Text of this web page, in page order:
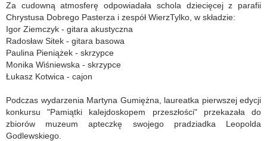
Za cudowną atmosferę odpowiadała schola dziecięcej z parafii
Chrystusa Dobrego Pasterza i zespół WierzTylko, w składzie:
Igor Ziemczyk - gitara akustyczna
Radosław Sitek - gitara basowa
Paulina Pieniążek - skrzypce
Monika Wiśniewska - skrzypce
Łukasz Kotwica - cajon
Podczas wydarzenia Martyna Gumiężna, laureatka pierwszej edycji
konkursu "Pamiątki kalejdoskopem przeszłości" przekazała do
zbiorów muzeum apteczkę swojego pradziadka Leopolda
Godlewskiego.